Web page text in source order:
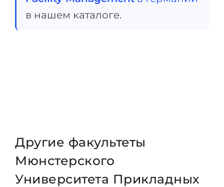
в нашем каталоге.
Другие факультеты
Мюнстерского
Университета Прикладных